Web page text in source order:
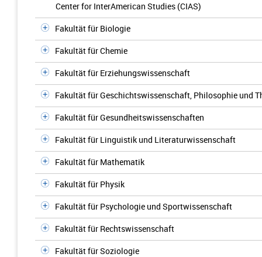
Center for InterAmerican Studies (CIAS)
Fakultät für Biologie
Fakultät für Chemie
Fakultät für Erziehungswissenschaft
Fakultät für Geschichtswissenschaft, Philosophie und
Fakultät für Gesundheitswissenschaften
Fakultät für Linguistik und Literaturwissenschaft
Fakultät für Mathematik
Fakultät für Physik
Fakultät für Psychologie und Sportwissenschaft
Fakultät für Rechtswissenschaft
Fakultät für Soziologie